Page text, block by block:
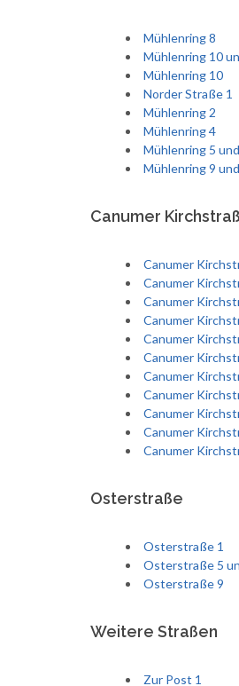
Mühlenring 8
Mühlenring 10
Mühlenring 10
Norder Straße 1
Mühlenring 2
Mühlenring 4
Mühlenring 5
Mühlenring 9
Canumer
Canumer
Canumer
Canumer
Canumer
Canumer
Canumer
Canumer
Canumer
Canumer
Canumer
Canumer
Osterstraße
Osterstraße 1
Osterstraße 5
Osterstraße 9
Weitere Straßen
Zur Post 1